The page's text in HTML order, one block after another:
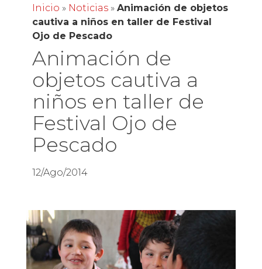
Inicio » Noticias» Animación de objetos
cautiva a niños en taller de Festival
Ojo de Pescado
Animación de
objetos cautiva a
niños en taller de
Festival Ojo de
Pescado
12/Ago/2014